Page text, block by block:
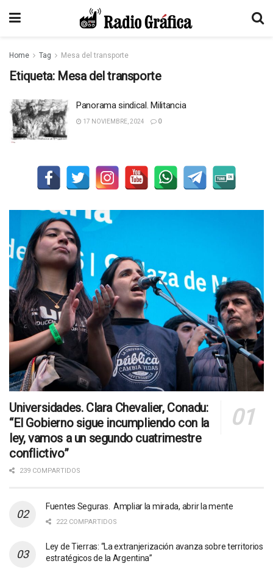
Home Tag Mesa del transporte
Etiqueta: Mesa del transporte
Panorama sindical. Militancia
17 NOVIEMBRE, 2024 0
Universidades. Clara Chevalier, Conadu:
“El Gobierno sigue incumpliendo con la
ley, vamos a un segundo cuatrimestre
conflictivo”
239 COMPARTIDOS
Fuentes Seguras. Ampliar la mirada, abrir la mente
222 COMPARTIDOS
Ley de Tierras: “La extranjerización avanza sobre territorios
estratégicos de la Argentina”